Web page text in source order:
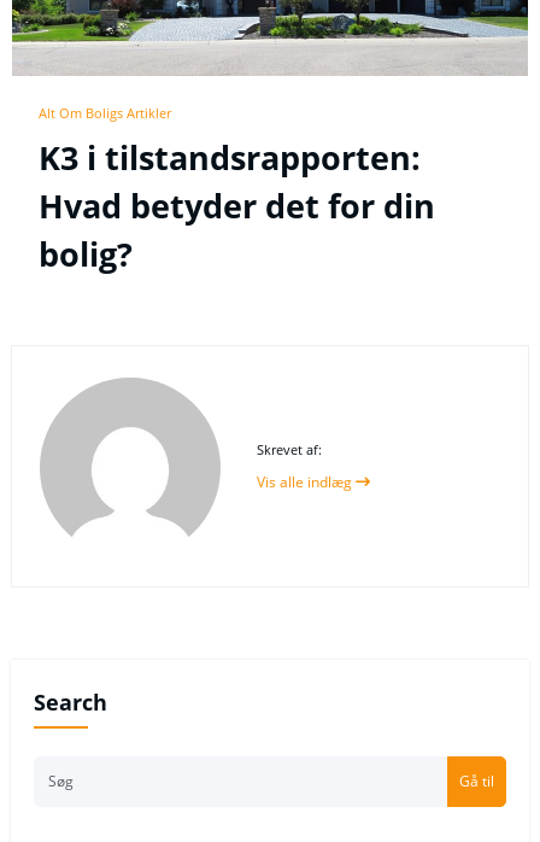
Alt Om Boligs Artikler
K3 i tilstandsrapporten:
Hvad betyder det for din
bolig?
Skrevet af:
Vis alle indlæg
Search
Gå til